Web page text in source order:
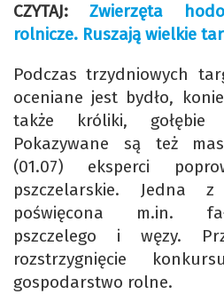
CZYTAJ: Zwierzęta
rolnicze. Ruszają wielkie
Podczas trzydniowych
oceniane jest bydło,
także króliki,
Pokazywane są też
(01.07) eksperci
pszczelarskie. Jedna
poświęcona m.in.
pszczelego i węzy.
rozstrzygnięcie
gospodarstwo rolne.